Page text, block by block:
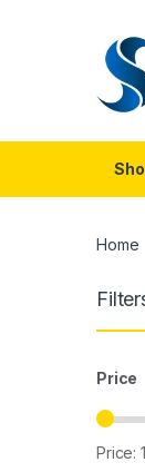
Home
Price
Min
Max
Price: